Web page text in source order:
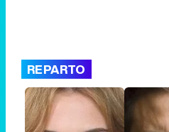
REPARTO